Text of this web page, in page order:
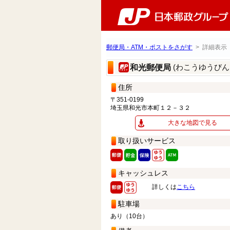
郵便局・ATM・ポストをさがす > 詳細表示
和光郵便局 (わこうゆうび
住所
〒351-0199
埼玉県和光市本町１２－３２
大きな地図で見る
取り扱いサービス
キャッシュレス
詳しくはこちら
駐車場
あり（10台）